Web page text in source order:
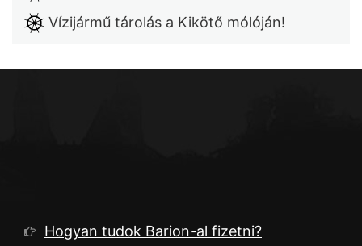
Vízijármű tárolás a Kikötő mólóján!
Hogyan tudok Barion-al fizetni?